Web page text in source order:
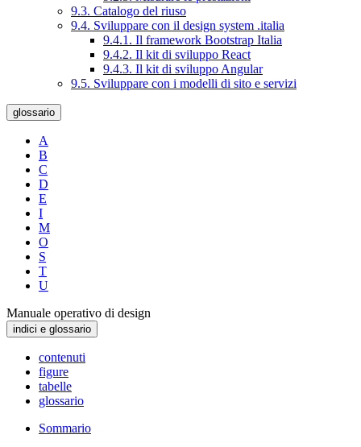
9.3. Catalogo del riuso
9.4. Sviluppare con il design system .italia
9.4.1. Il framework Bootstrap Italia
9.4.2. Il kit di sviluppo React
9.4.3. Il kit di sviluppo Angular
9.5. Sviluppare con i modelli di sito e servizi
glossario
A
B
C
D
E
I
M
O
S
T
U
Manuale operativo di design
indici e glossario
contenuti
figure
tabelle
glossario
Sommario